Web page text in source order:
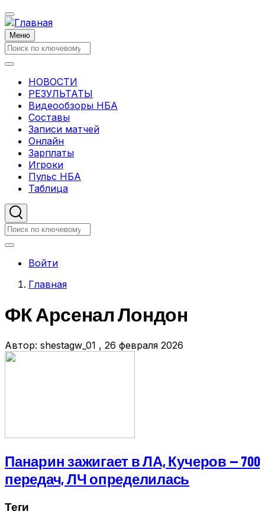
Перейти
к
основному
содержанию
Меню
Поиск
Поиск
Основная
навигация
НОВОСТИ
РЕЗУЛЬТАТЫ
Видеообзоры НБА
Составы
Записи матчей
Онлайн
Зарплаты
Игроки
Пульс НБА
Таблица
Поиск
Поиск
Меню
записи
Войти
навигации
Главная
ФК Арсенал Лондон
Автор: shestagw_01 , 26 февраля 2026
Панарин зажигает в ЛА, Кучеров — 700
передач, ЛЧ определилась
Теги